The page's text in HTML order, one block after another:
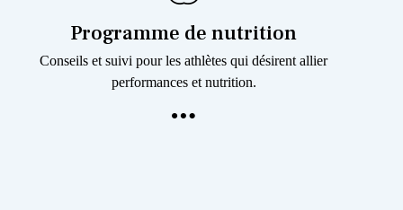
Programme de nutrition
Conseils et suivi pour les athlètes qui désirent allier
performances et nutrition.